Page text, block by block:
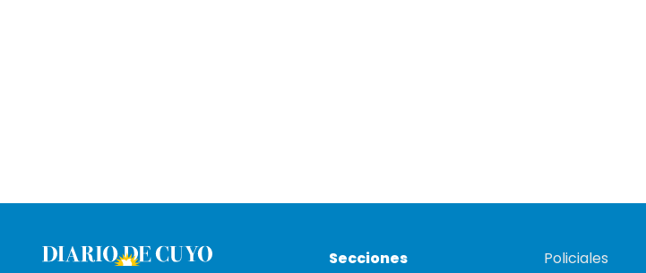
Secciones
Policiales